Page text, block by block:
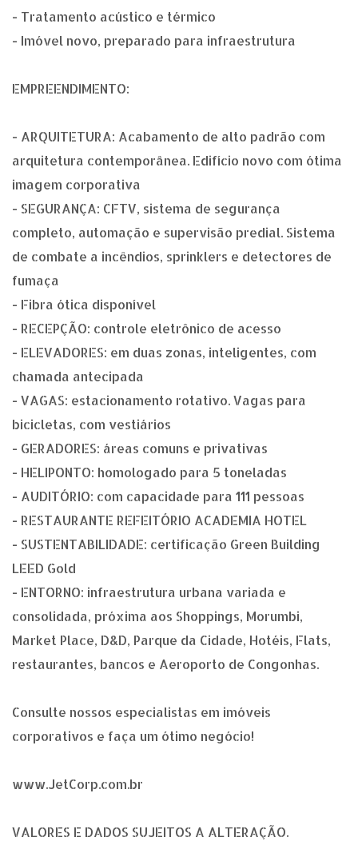
- Tratamento acústico e térmico
- Imóvel novo, preparado para infraestrutura
EMPREENDIMENTO:
- ARQUITETURA: Acabamento de alto padrão com
arquitetura contemporânea. Edifício novo com ótima
imagem corporativa
- SEGURANÇA: CFTV, sistema de segurança
completo, automação e supervisão predial. Sistema
de combate a incêndios, sprinklers e detectores de
fumaça
- Fibra ótica disponível
- RECEPÇÃO: controle eletrônico de acesso
- ELEVADORES: em duas zonas, inteligentes, com
chamada antecipada
- VAGAS: estacionamento rotativo. Vagas para
bicicletas, com vestiários
- GERADORES: áreas comuns e privativas
- HELIPONTO: homologado para 5 toneladas
- AUDITÓRIO: com capacidade para 111 pessoas
- RESTAURANTE REFEITÓRIO ACADEMIA HOTEL
- SUSTENTABILIDADE: certificação Green Building
LEED Gold
- ENTORNO: infraestrutura urbana variada e
consolidada, próxima aos Shoppings, Morumbi,
Market Place, D&D, Parque da Cidade, Hotéis, Flats,
restaurantes, bancos e Aeroporto de Congonhas.
Consulte nossos especialistas em imóveis
corporativos e faça um ótimo negócio!
www.JetCorp.com.br
VALORES E DADOS SUJEITOS A ALTERAÇÃO.